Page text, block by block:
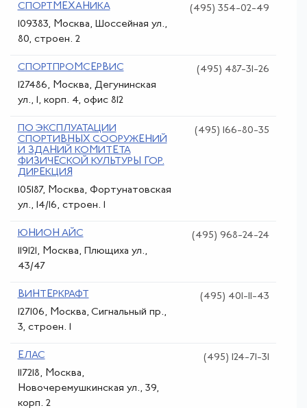
СПОРТМЕХАНИКА
109383, Москва, Шоссейная ул.,
80, строен. 2
(495) 354-02-49
СПОРТПРОМСЕРВИС
127486, Москва, Дегунинская
ул., 1, корп. 4, офис 812
(495) 487-31-26
ПО ЭКСПЛУАТАЦИИ
СПОРТИВНЫХ СООРУЖЕНИЙ
И ЗДАНИЙ КОМИТЕТА
ФИЗИЧЕСКОЙ КУЛЬТУРЫ ГОР.
ДИРЕКЦИЯ
105187, Москва, Фортунатовская
ул., 14/16, строен. 1
(495) 166-80-35
ЮНИОН АЙС
119121, Москва, Плющиха ул.,
43/47
(495) 968-24-24
ВИНТЕРКРАФТ
127106, Москва, Сигнальный пр.,
3, строен. 1
(495) 401-11-43
ЕЛАС
117218, Москва,
Новочеремушкинская ул., 39,
корп. 2
(495) 124-71-31